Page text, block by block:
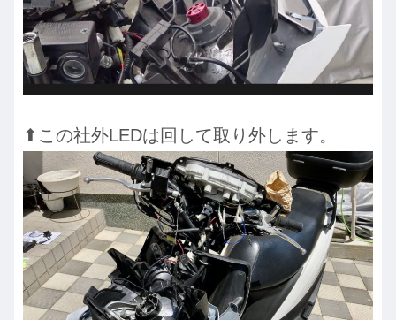
⬆︎この社外LEDは回して取り外します。